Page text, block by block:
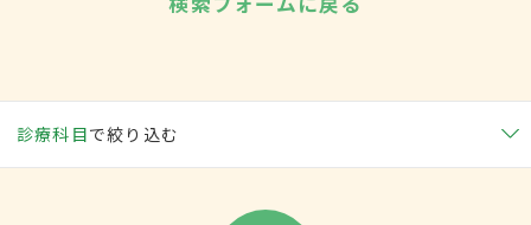
診療科目で絞り込む